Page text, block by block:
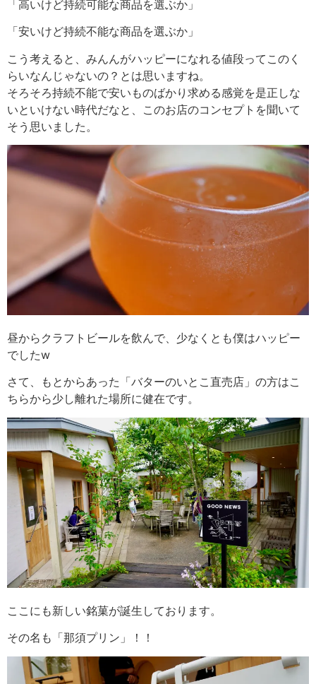
「高いけど持続可能な商品を選ぶか」
「安いけど持続不能な商品を選ぶか」
こう考えると、みんんがハッピーになれる値段ってこのく
らいなんじゃないの？とは思いますね。
そろそろ持続不能で安いものばかり求める感覚を是正しな
いといけない時代だなと、このお店のコンセプトを聞いて
そう思いました。
昼からクラフトビールを飲んで、少なくとも僕はハッピー
でしたw
さて、もとからあった「バターのいとこ直売店」の方はこ
ちらから少し離れた場所に健在です。
ここにも新しい銘菓が誕生しております。
その名も「那須プリン」！！